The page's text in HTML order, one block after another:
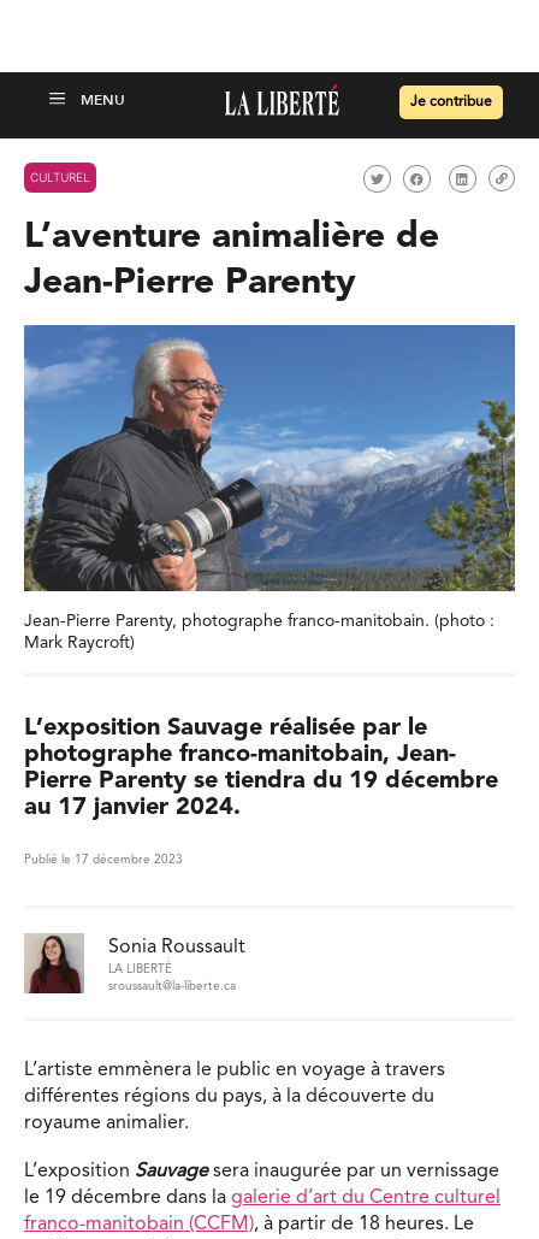
Je contribue
CULTUREL
L’aventure animalière de
Jean-Pierre Parenty
Jean-Pierre Parenty, photographe franco-manitobain. (photo :
Mark Raycroft)
L’exposition Sauvage réalisée par le
photographe franco-manitobain, Jean-
Pierre Parenty se tiendra du 19 décembre
au 17 janvier 2024.
Publié le 17 décembre 2023
Sonia Roussault
LA LIBERTÉ
sroussault@la-liberte.ca
L’artiste emmènera le public en voyage à travers
différentes régions du pays, à la découverte du
royaume animalier.
L’exposition Sauvagesera inaugurée par un vernissage
le 19 décembre dans la galerie d’art du Centre culturel
franco-manitobain (CCFM), à partir de 18 heures. Le